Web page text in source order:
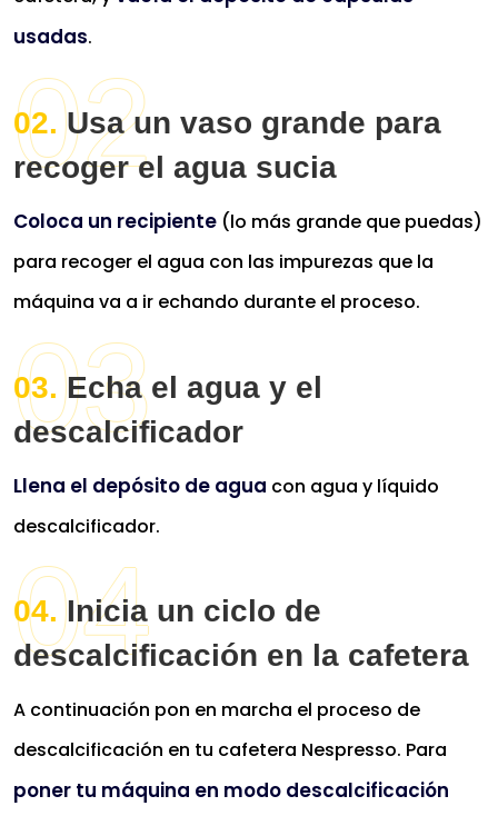
100% ecológico
16,32 €
Comprar YA
usadas.
Usa un vaso grande para
recoger el agua sucia
Coloca un recipiente (lo más grande que puedas)
para recoger el agua con las impurezas que la
máquina va a ir echando durante el proceso.
Echa el agua y el
descalcificador
Llena el depósito de agua con agua y líquido
descalcificador.
Inicia un ciclo de
descalcificación en la cafetera
A continuación pon en marcha el proceso de
descalcificación en tu cafetera Nespresso. Para
poner tu máquina en modo descalcificación